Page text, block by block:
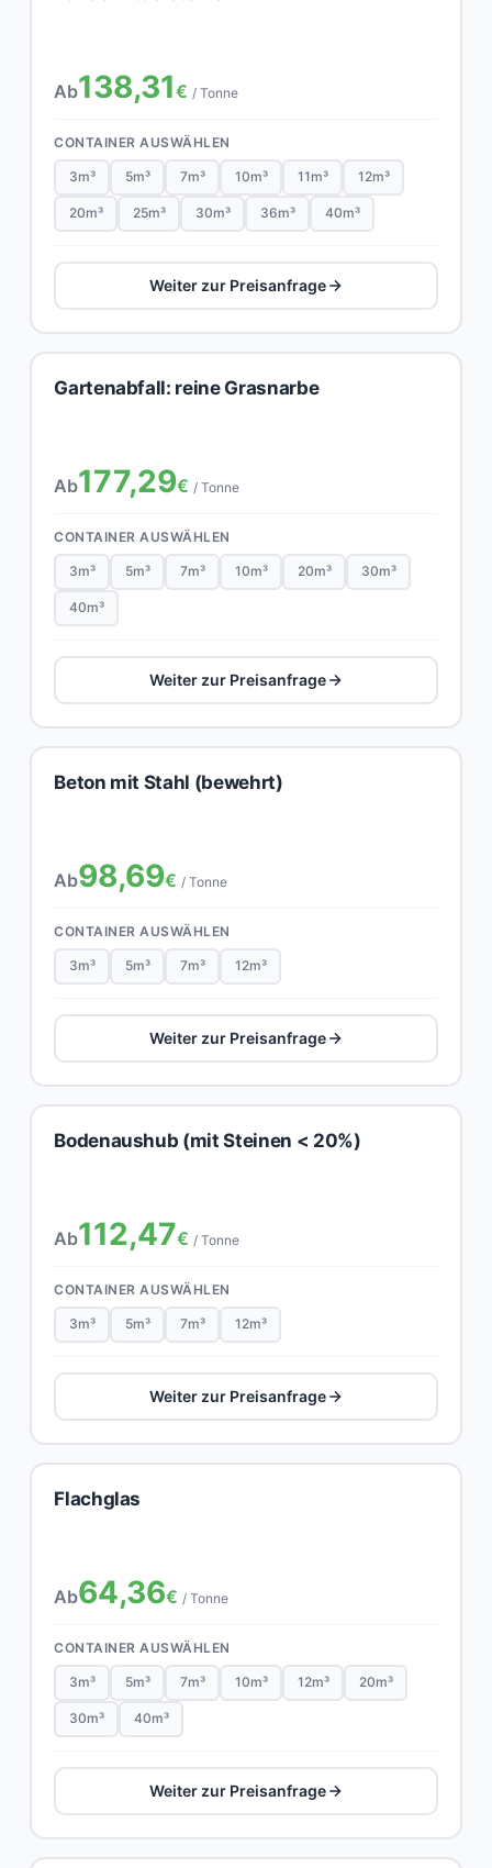
Ab138,31€ / Tonne
CONTAINER AUSWÄHLEN
3m³ 5m³ 7m³ 10m³ 11m³ 12m³
20m³ 25m³ 30m³ 36m³ 40m³
Weiter zur Preisanfrage
Gartenabfall: reine Grasnarbe
Ab177,29€ / Tonne
CONTAINER AUSWÄHLEN
3m³ 5m³ 7m³ 10m³ 20m³ 30m³
40m³
Weiter zur Preisanfrage
Beton mit Stahl (bewehrt)
Ab98,69€ / Tonne
CONTAINER AUSWÄHLEN
3m³ 5m³ 7m³ 12m³
Weiter zur Preisanfrage
Bodenaushub (mit Steinen < 20%)
Ab112,47€ / Tonne
CONTAINER AUSWÄHLEN
3m³ 5m³ 7m³ 12m³
Weiter zur Preisanfrage
Flachglas
Ab64,36€ / Tonne
CONTAINER AUSWÄHLEN
3m³ 5m³ 7m³ 10m³ 12m³ 20m³
30m³ 40m³
Weiter zur Preisanfrage